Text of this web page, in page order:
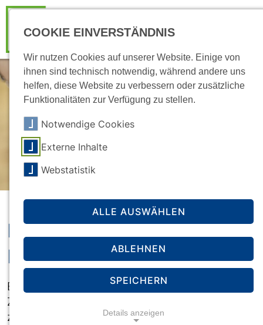
Rückzahlung des
Darlehensanteils
Eine Hälfte des BAföG bekommst du als
Zuschuss geschenkt, die andere Hälfte wird als
zinsloses Darlehen gezahlt. Damit man nach
COOKIE EINVERSTÄNDNIS
Wir nutzen Cookies auf unserer Website. Einige von
ihnen sind technisch notwendig, während andere uns
helfen, diese Website zu verbessern oder zusätzliche
Funktionalitäten zur Verfügung zu stellen.
Notwendige Cookies
Externe Inhalte
Webstatistik
ALLE AUSWÄHLEN
ABLEHNEN
SPEICHERN
Details anzeigen